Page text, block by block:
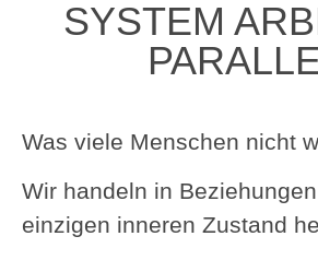
SYSTEM
Was viele Menschen nicht
Wir handeln in
einzigen inneren Zustand